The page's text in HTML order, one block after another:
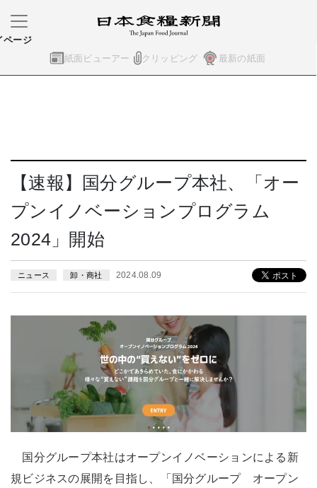
紙面ビューアー クリッピング 最新の紙面
ページ
【速報】国分グループ本社、「オー
プンイノベーションプログラム
2024」開始
ニュース 卸・商社 2024.08.09
国分グループ本社はオープンイノベーションによる新
規ビジネスの展開を目指し、「国分グループ オープン